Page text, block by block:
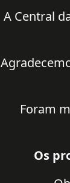
A Central
Foram
Os